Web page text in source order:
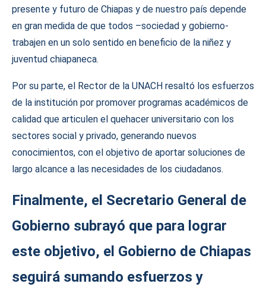
presente y futuro de Chiapas y de nuestro país depende
en gran medida de que todos –sociedad y gobierno-
trabajen en un solo sentido en beneficio de la niñez y
juventud chiapaneca.
Por su parte, el Rector de la UNACH resaltó los esfuerzos
de la institución por promover programas académicos de
calidad que articulen el quehacer universitario con los
sectores social y privado, generando nuevos
conocimientos, con el objetivo de aportar soluciones de
largo alcance a las necesidades de los ciudadanos.
Finalmente, el Secretario General de
Gobierno subrayó que para lograr
este objetivo, el Gobierno de Chiapas
seguirá sumando esfuerzos y